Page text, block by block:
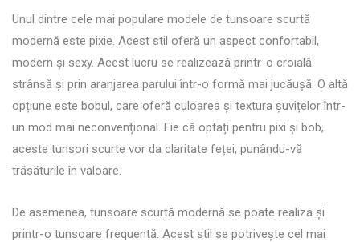
Unul dintre cele mai populare modele de tunsoare scurtă
modernă este pixie. Acest stil oferă un aspect confortabil,
modern și sexy. Acest lucru se realizează printr-o croială
strânsă și prin aranjarea parului într-o formă mai jucăușă. O altă
opțiune este bobul, care oferă culoarea și textura șuvițelor într-
un mod mai neconvențional. Fie că optați pentru pixi și bob,
aceste tunsori scurte vor da claritate feței, punându-vă
trăsăturile în valoare.
De asemenea, tunsoare scurtă modernă se poate realiza și
printr-o tunsoare frequentă. Acest stil se potrivește cel mai